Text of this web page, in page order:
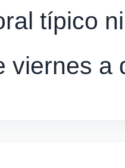
típico
viernes a